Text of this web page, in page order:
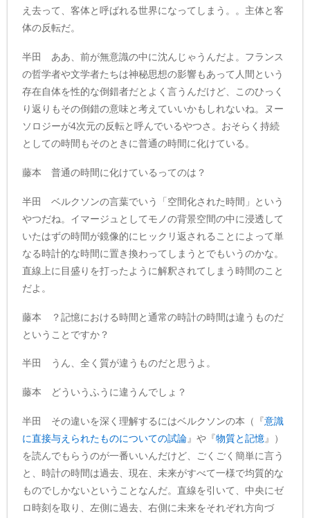
え去って、客体と呼ばれる世界になってしまう。。主体と客
体の反転だ。
半田 ああ、前が無意識の中に沈んじゃうんだよ。フランス
の哲学者や文学者たちは神秘思想の影響もあって人間という
存在自体を性的な倒錯者だとよく言うんだけど、このひっく
り返りもその倒錯の意味と考えていいかもしれないね。ヌー
ソロジーが4次元の反転と呼んでいるやつさ。おそらく持続
としての時間もそのときに普通の時間に化けている。
藤本 普通の時間に化けているってのは？
半田 ベルクソンの言葉でいう「空間化された時間」という
やつだね。イマージュとしてモノの背景空間の中に浸透して
いたはずの時間が鏡像的にヒックリ返されることによって単
なる時計的な時間に置き換わってしまうとでもいうのかな。
直線上に目盛りを打ったように解釈されてしまう時間のこと
だよ。
藤本 ？記憶における時間と通常の時計の時間は違うものだ
ということですか？
半田 うん、全く質が違うものだと思うよ。
藤本 どういうふうに違うんでしょ？
半田 その違いを深く理解するにはベルクソンの本（『意識
に直接与えられたものについての試論』や『物質と記憶』）
を読んでもらうのが一番いいんだけど、ごくごく簡単に言う
と、時計の時間は過去、現在、未来がすべて一様で均質的な
ものでしかないということなんだ。直線を引いて、中央にゼ
ロ時刻を取り、左側に過去、右側に未来をそれぞれ方向づ